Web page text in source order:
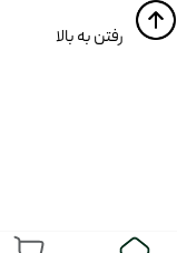
​​رفتن به بالا